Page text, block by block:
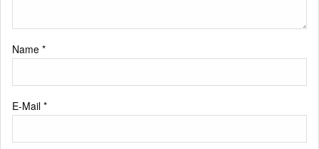
Name *
E-Mail *